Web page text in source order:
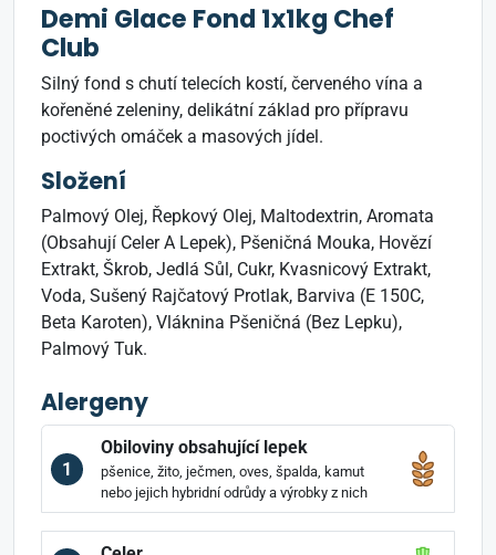
Demi Glace Fond 1x1kg Chef
Club
Silný fond s chutí telecích kostí, červeného vína a
kořeněné zeleniny, delikátní základ pro přípravu
poctivých omáček a masových jídel.
Složení
Palmový Olej, Řepkový Olej, Maltodextrin, Aromata
(Obsahují Celer A Lepek), Pšeničná Mouka, Hovězí
Extrakt, Škrob, Jedlá Sůl, Cukr, Kvasnicový Extrakt,
Voda, Sušený Rajčatový Protlak, Barviva (E 150C,
Beta Karoten), Vláknina Pšeničná (Bez Lepku),
Palmový Tuk.
Alergeny
1
Obiloviny obsahující lepek
pšenice, žito, ječmen, oves, špalda, kamut
nebo jejich hybridní odrůdy a výrobky z nich